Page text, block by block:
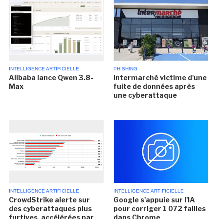
INTELLIGENCE ARTIFICIELLE
Alibaba lance Qwen 3.8-
Max
PHISHING
Intermarché victime d'une
fuite de données après
une cyberattaque
INTELLIGENCE ARTIFICIELLE
CrowdStrike alerte sur
des cyberattaques plus
INTELLIGENCE ARTIFICIELLE
Google s'appuie sur l'IA
pour corriger 1 072 failles